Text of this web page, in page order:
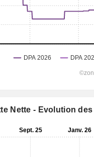
Nette - Evolution